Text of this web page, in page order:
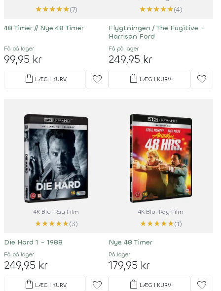
★★★★★(7)
48 Timer // Nye 48 Timer
Få på lager
99,95 kr
shopping_bag LÆG I KURV favorite
★★★★★(4)
Flygtningen / The Fugitive -
Harrison Ford
Få på lager
249,95 kr
shopping_bag LÆG I KURV favorite
4K Blu-Ray Film
★★★★★(3)
Die Hard 1 - 1988
Få på lager
249,95 kr
shopping_bag LÆG I KURV favorite
4K Blu-Ray Film
★★★★★(1)
Nye 48 Timer
På lager
179,95 kr
shopping_bag LÆG I KURV favorite